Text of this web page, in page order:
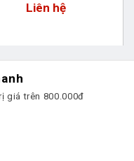
Liên hệ
giá trên 800.000đ